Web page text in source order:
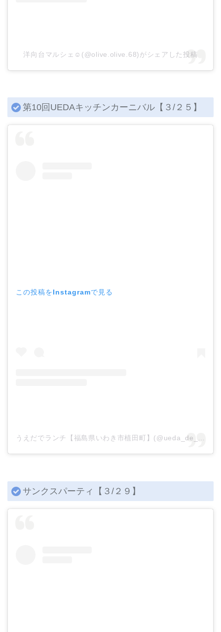
洋向台マルシェ☺︎(@olive.olive.68)がシェアした投稿
第10回UEDAキッチンカーニバル【３/２５】
この投稿をInstagramで見る
うえだでランチ【福島県いわき市植田町】(@ueda_de_lunch)がシェアした投稿
サンクスパーティ【３/２９】